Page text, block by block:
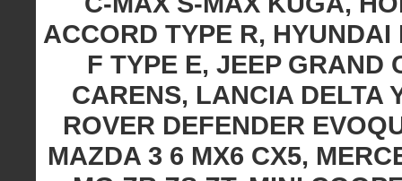
ACCORD TYPE R,
F TYPE E, JEEP GRAND
CARENS, LANCIA DELTA
ROVER DEFENDER
MAZDA 3 6 MX6 CX5,